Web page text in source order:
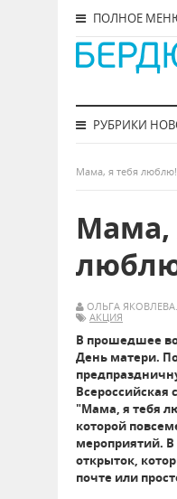
ПОЛНОЕ
РУБРИКИ
Мама, я тебя люблю!
Мама,
ОЛЬГА ЯКОВЛЕВА.
АКЦИЯ
В прошедшее
День матери.
Всероссийская
"Мама, я тебя
которой
мероприятий. В
открыток,
почте или